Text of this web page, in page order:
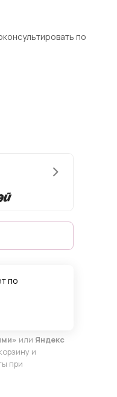
по
по
или Яндекс
и
при